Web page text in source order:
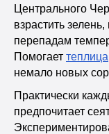
Центрального
взрастить
перепадам
Помогает теплица
немало новых
Практически
предпочитает